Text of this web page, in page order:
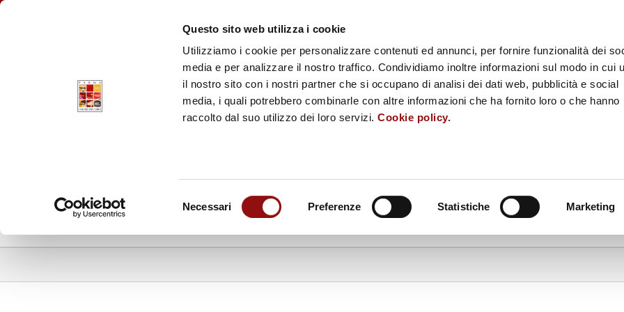
Questo sito web utilizza i cookie
Utilizziamo i cookie per personalizzare contenuti ed annunci, per fornire funzionalità dei
media e per analizzare il nostro traffico. Condividiamo inoltre informazioni sul modo in cui
il nostro sito con i nostri partner che si occupano di analisi dei dati web, pubblicità e social
media, i quali potrebbero combinarle con altre informazioni che ha fornito loro o che hanno
raccolto dal suo utilizzo dei loro servizi.Cookie policy.
del
Necessari Preferenze Statistiche Marketing
MUSEO DEL
Parmigiano Reggiano
MUSEO DELLA
Pasta
MUSEO DEL
Pomodoro
MUSEO DEL
Prosciutto di Parma
MUSEO DEL
Culatello
MUSEO
I MUSEI DEL CIBO LA FOOD VALLEY EVENTI SCUOLE